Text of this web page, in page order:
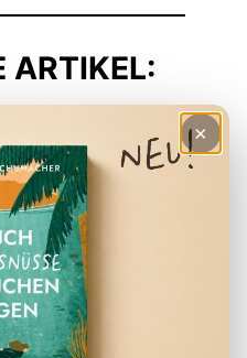
ARTIKEL:
10 Tipps &
×